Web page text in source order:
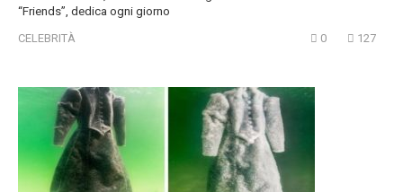
“Friends”, dedica ogni giorno
CELEBRITÀ 0 127